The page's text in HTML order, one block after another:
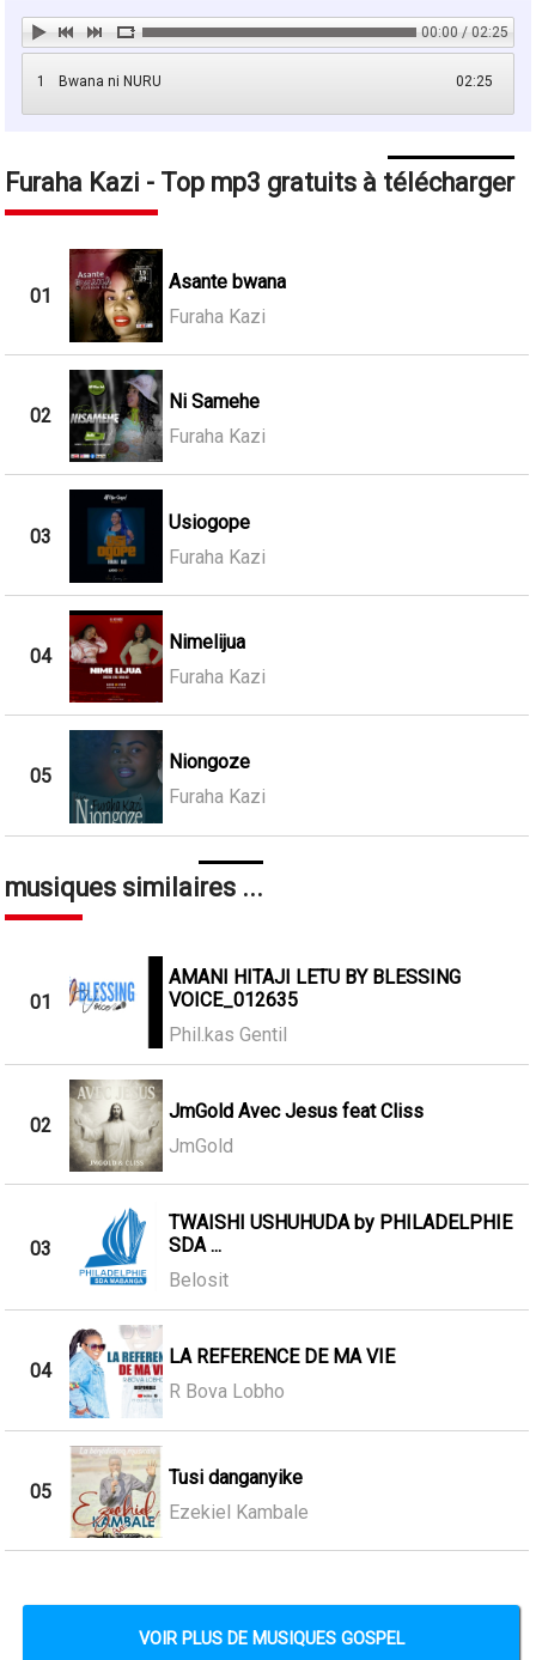
00:00 / 02:25
1 02:25
Bwana ni NURU
Furaha Kazi - Top mp3 gratuits à télécharger
01
Asante bwana
Furaha Kazi
02
Ni Samehe
Furaha Kazi
03
Usiogope
Furaha Kazi
04
Nimelijua
Furaha Kazi
05
Niongoze
Furaha Kazi
musiques similaires ...
01
AMANI HITAJI LETU BY BLESSING
VOICE_012635
Phil.kas Gentil
02
JmGold Avec Jesus feat Cliss
JmGold
03
TWAISHI USHUHUDA by PHILADELPHIE
SDA ...
Belosit
04
LA REFERENCE DE MA VIE
R Bova Lobho
05
Tusi danganyike
Ezekiel Kambale
VOIR PLUS DE MUSIQUES GOSPEL